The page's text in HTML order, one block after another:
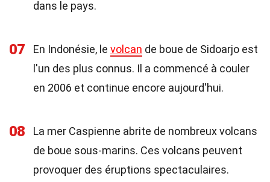
dans le pays.
07 En Indonésie, le volcan de boue de Sidoarjo est
l'un des plus connus. Il a commencé à couler
en 2006 et continue encore aujourd'hui.
08
La mer Caspienne abrite de nombreux volcans
de boue sous-marins. Ces volcans peuvent
provoquer des éruptions spectaculaires.